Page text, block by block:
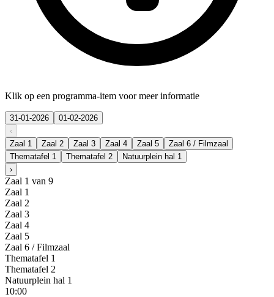
Klik op een programma-item voor meer informatie
31-01-2026
01-02-2026
‹
Zaal 1
Zaal 2 Zaal 3 Zaal 4 Zaal 5
Zaal 6 / Filmzaal
Thematafel 1
Thematafel 2
Natuurplein hal 1
›
Zaal 1 van 9
Zaal 1
Zaal 2
Zaal 3
Zaal 4
Zaal 5
Zaal 6 / Filmzaal
Thematafel 1
Thematafel 2
Natuurplein hal 1
10:00